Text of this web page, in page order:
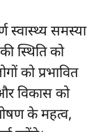
स्वास्थ्य समस्या
स्थिति को
को प्रभावित
विकास को
के महत्व,